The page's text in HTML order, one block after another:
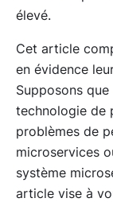
élevé.
Cet article
en évidence
Supposons
technologie de
problèmes de
microservices
système
article vise à